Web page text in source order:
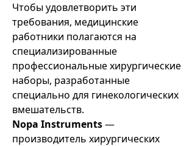
Чтобы удовлетворить эти
требования, медицинские
работники полагаются на
специализированные
профессиональные хирургические
наборы, разработанные
специально для гинекологических
вмешательств.
Nopa Instruments—
производитель хирургических